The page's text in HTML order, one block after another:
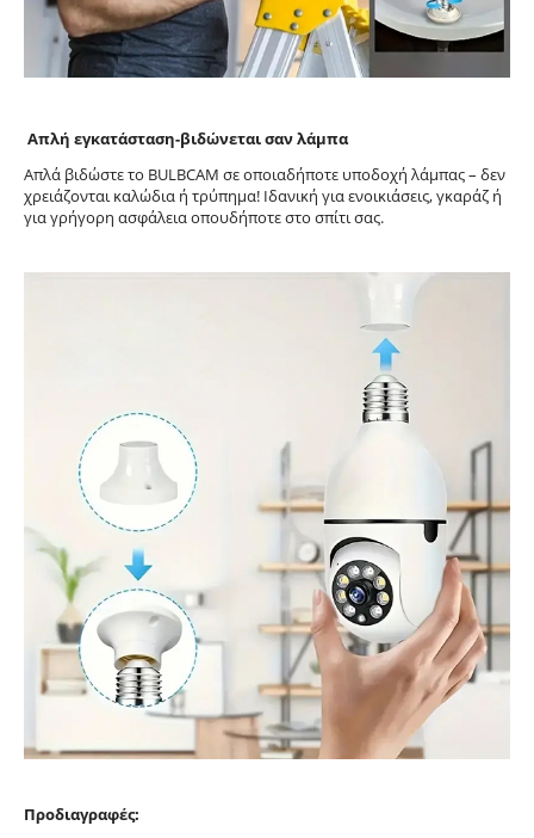
Απλή εγκατάσταση-βιδώνεται σαν λάμπα
Απλά βιδώστε το BULBCAM σε οποιαδήποτε υποδοχή λάμπας – δεν
χρειάζονται καλώδια ή τρύπημα! Ιδανική για ενοικιάσεις, γκαράζ ή
για γρήγορη ασφάλεια οπουδήποτε στο σπίτι σας.
Προδιαγραφές: